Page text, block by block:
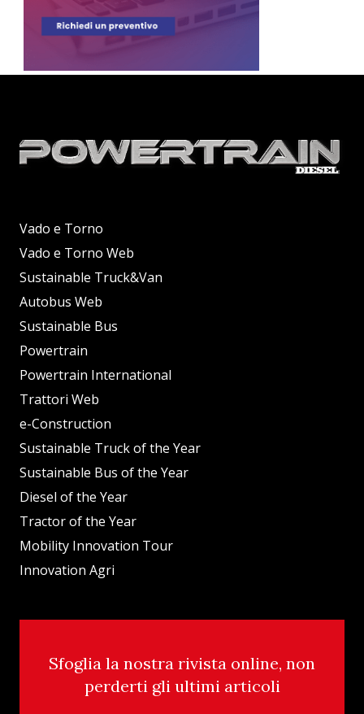
Vado e Torno
Vado e Torno Web
Sustainable Truck&Van
Autobus Web
Sustainable Bus
Powertrain
Powertrain International
Trattori Web
e-Construction
Sustainable Truck of the Year
Sustainable Bus of the Year
Diesel of the Year
Tractor of the Year
Mobility Innovation Tour
Innovation Agri
Sfoglia la nostra rivista online, non
perderti gli ultimi articoli